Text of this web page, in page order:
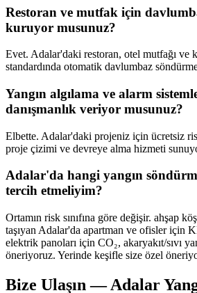
Restoran ve mutfak için
kuruyor musunuz?
Evet. Adalar'daki restoran, otel mutfağı ve
standardında otomatik davlumbaz
Yangın algılama ve alarm
danışmanlık veriyor musunuz?
Elbette. Adalar'daki projeniz için ücretsiz
proje çizimi ve devreye alma hizmeti
Adalar'da hangi yangın
tercih etmeliyim?
Ortamın risk sınıfına göre değişir. ahşap
taşıyan Adalar'da apartman ve ofisler için
elektrik panoları için CO₂, akaryakıt/sıvı
öneriyoruz. Yerinde keşifle size özel
Bize Ulaşın — Adalar